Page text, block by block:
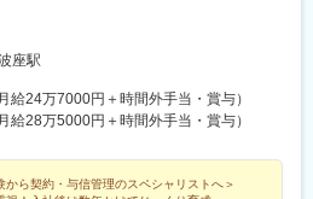
座駅
給24万7000円＋時間外手当・賞与）
給28万5000円＋時間外手当・賞与）
から契約・与信管理のスペシャリストへ＞